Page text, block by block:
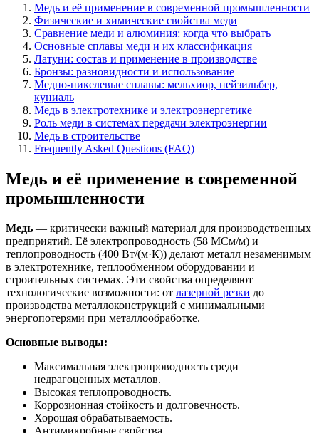
Медь и её применение в современной промышленности
Физические и химические свойства меди
Сравнение меди и алюминия: когда что выбрать
Основные сплавы меди и их классификация
Латуни: состав и применение в производстве
Бронзы: разновидности и использование
Медно-никелевые сплавы: мельхиор, нейзильбер,
куниаль
Медь в электротехнике и электроэнергетике
Роль меди в системах передачи электроэнергии
Медь в строительстве
Frequently Asked Questions (FAQ)
Медь и её применение в современной
промышленности
Медь — критически важный материал для производственных
предприятий. Её электропроводность (58 МСм/м) и
теплопроводность (400 Вт/(м·К)) делают металл незаменимым
в электротехнике, теплообменном оборудовании и
строительных системах. Эти свойства определяют
технологические возможности: от лазерной резки до
производства металлоконструкций с минимальными
энергопотерями при металлообработке.
Основные выводы:
Максимальная электропроводность среди
недрагоценных металлов.
Высокая теплопроводность.
Коррозионная стойкость и долговечность.
Хорошая обрабатываемость.
Антимикробные свойства.